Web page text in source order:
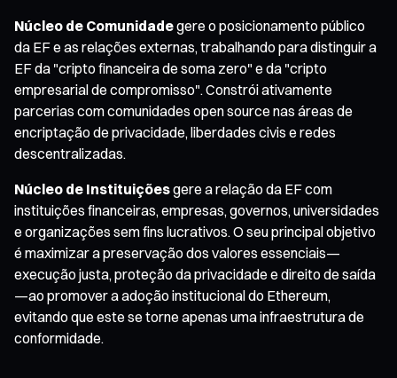
Núcleo de Comunidadegere o posicionamento público
da EF e as relações externas, trabalhando para distinguir a
EF da "cripto financeira de soma zero" e da "cripto
empresarial de compromisso". Constrói ativamente
parcerias com comunidades open source nas áreas de
encriptação de privacidade, liberdades civis e redes
descentralizadas.
Núcleo de Instituiçõesgere a relação da EF com
instituições financeiras, empresas, governos, universidades
e organizações sem fins lucrativos. O seu principal objetivo
é maximizar a preservação dos valores essenciais—
execução justa, proteção da privacidade e direito de saída
—ao promover a adoção institucional do Ethereum,
evitando que este se torne apenas uma infraestrutura de
conformidade.